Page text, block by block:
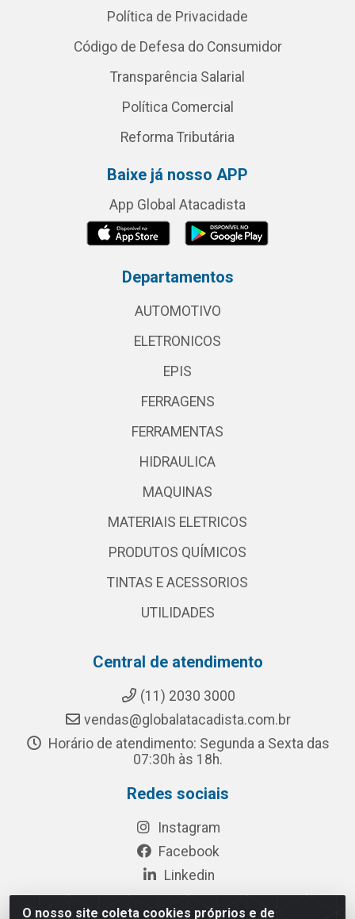
O nosso site coleta cookies próprios e de
Política de Privacidade
Código de Defesa do Consumidor
Transparência Salarial
Política Comercial
Reforma Tributária
Baixe já nosso APP
App Global Atacadista
Departamentos
AUTOMOTIVO
ELETRONICOS
EPIS
FERRAGENS
FERRAMENTAS
HIDRAULICA
MAQUINAS
MATERIAIS ELETRICOS
PRODUTOS QUÍMICOS
TINTAS E ACESSORIOS
UTILIDADES
Central de atendimento
(11) 2030 3000
vendas@globalatacadista.com.br
Horário de atendimento: Segunda a Sexta das
07:30h às 18h.
Redes sociais
Instagram
Facebook
Linkedin